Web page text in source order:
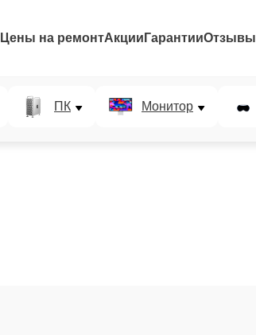
Цены на ремонтАкции ГарантииОтзывы
ПК Монитор